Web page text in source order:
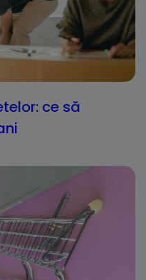
ce să